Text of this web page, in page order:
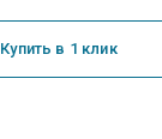
Купить в 1 клик